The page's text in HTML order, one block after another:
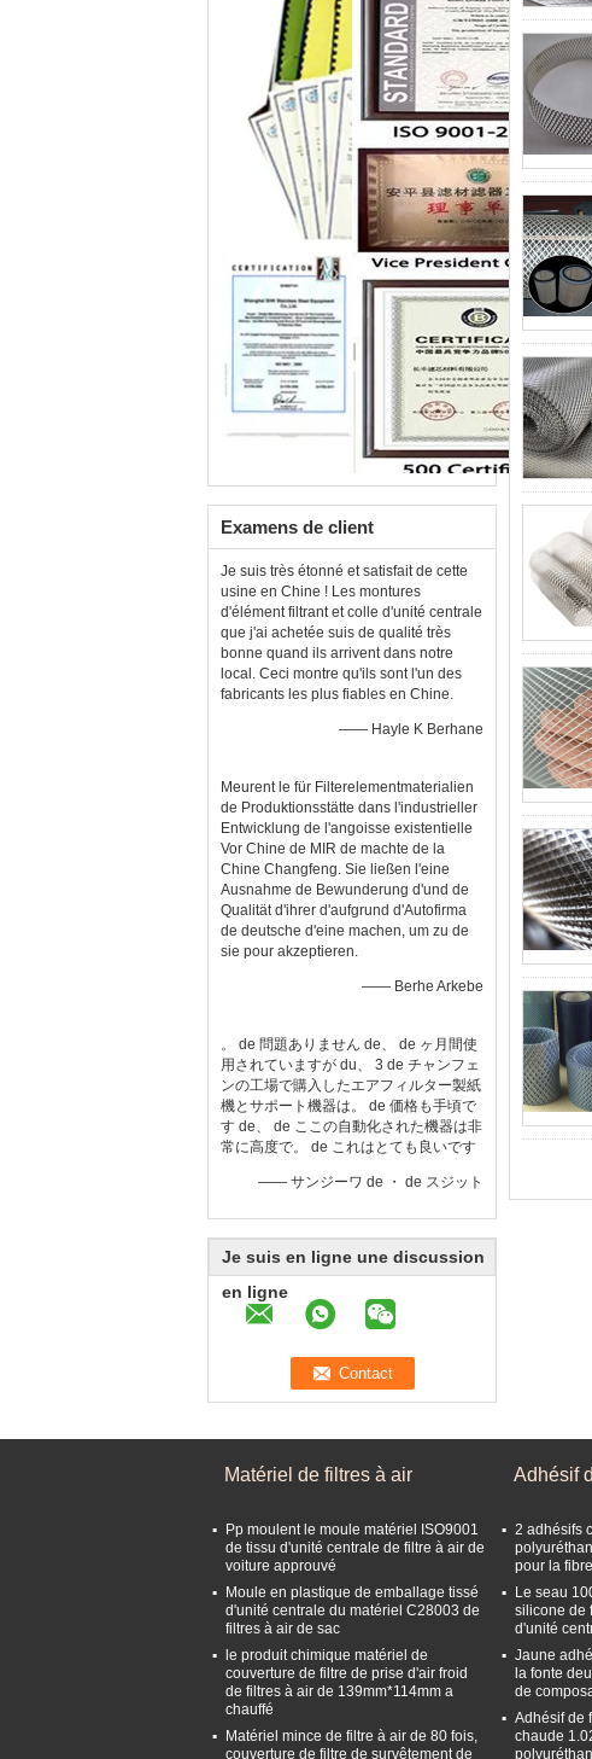
Examens de client
Je suis très étonné et satisfait de cette
usine en Chine ! Les montures
d'élément filtrant et colle d'unité centrale
que j'ai achetée suis de qualité très
bonne quand ils arrivent dans notre
local. Ceci montre qu'ils sont l'un des
fabricants les plus fiables en Chine.
—— Hayle K Berhane
Meurent le für Filterelementmaterialien
de Produktionsstätte dans l'industrieller
Entwicklung de l'angoisse existentielle
Vor Chine de MIR de machte de la
Chine Changfeng. Sie ließen l'eine
Ausnahme de Bewunderung d'und de
Qualität d'ihrer d'aufgrund d'Autofirma
de deutsche d'eine machen, um zu de
sie pour akzeptieren.
—— Berhe Arkebe
。 de 問題ありません de、 de ヶ月間使
用されていますが du、 3 de チャンフェ
ンの工場で購入したエアフィルター製紙
機とサポート機器は。 de 価格も手頃で
す de、 de ここの自動化された機器は非
常に高度で。 de これはとても良いです
—— サンジーワ de ・ de スジット
Je suis en ligne une discussion
en ligne
Matériel de filtres à air
Pp moulent le moule matériel ISO9001
de tissu d'unité centrale de filtre à air de
voiture approuvé
Moule en plastique de emballage tissé
d'unité centrale du matériel C28003 de
filtres à air de sac
le produit chimique matériel de
couverture de filtre de prise d'air froid
de filtres à air de 139mm*114mm a
chauffé
Matériel mince de filtre à air de 80 fois,
couverture de filtre de survêtement de
Adhésif
2 adhésifs
pour la
Le seau
silicone de
d'unité
Jaune
la fonte
de
Adhésif de
chaude